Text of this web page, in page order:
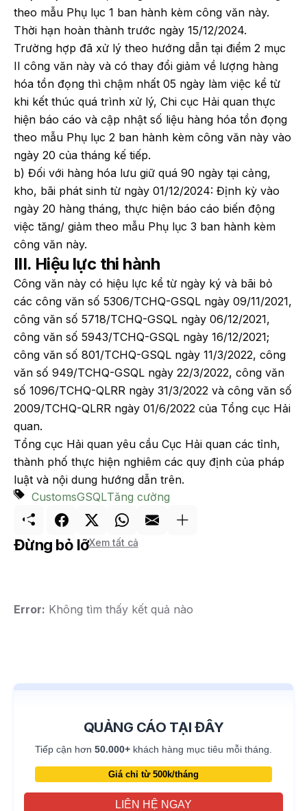
theo mẫu Phụ lục 1 ban hành kèm công văn này.
Thời hạn hoàn thành trước ngày 15/12/2024.
Trường hợp đã xử lý theo hướng dẫn tại điểm 2 mục
II công văn này và có thay đổi giảm về lượng hàng
hóa tồn đọng thì chậm nhất 05 ngày làm việc kể từ
khi kết thúc quá trình xử lý, Chi cục Hải quan thực
hiện báo cáo và cập nhật số liệu hàng hóa tồn đọng
theo mẫu Phụ lục 2 ban hành kèm công văn này vào
ngày 20 của tháng kế tiếp.
b) Đối với hàng hóa lưu giữ quá 90 ngày tại cảng,
kho, bãi phát sinh từ ngày 01/12/2024: Định kỳ vào
ngày 20 hàng tháng, thực hiện báo cáo biến động
việc tăng/ giảm theo mẫu Phụ lục 3 ban hành kèm
công văn này.
III. Hiệu lực thi hành
Công văn này có hiệu lực kể từ ngày ký và bãi bỏ
các công văn số 5306/TCHQ-GSQL ngày 09/11/2021,
công văn số 5718/TCHQ-GSQL ngày 06/12/2021,
công văn số 5943/TCHQ-GSQL ngày 16/12/2021;
công văn số 801/TCHQ-GSQL ngày 11/3/2022, công
văn số 949/TCHQ-GSQL ngày 22/3/2022, công văn
số 1096/TCHQ-QLRR ngày 31/3/2022 và công văn số
2009/TCHQ-QLRR ngày 01/6/2022 của Tổng cục Hải
quan.
Tổng cục Hải quan yêu cầu Cục Hải quan các tỉnh,
thành phố thực hiện nghiêm các quy định của pháp
luật và nội dung hướng dẫn trên.
CustomsGSQLTăng cường
Đừng bỏ lỡXem tất cả
Error: Không tìm thấy kết quả nào
QUẢNG CÁO TẠI ĐÂY
Tiếp cận hơn 50.000+ khách hàng mục tiêu mỗi tháng.
Giá chỉ từ 500k/tháng
LIÊN HỆ NGAY